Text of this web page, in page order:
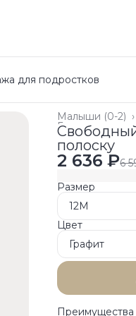
для подростков
Малыши (0-2) ›
Главная ›
полоску
2 636 ₽6
Размер
12M
Цвет
Графит
Преимущества